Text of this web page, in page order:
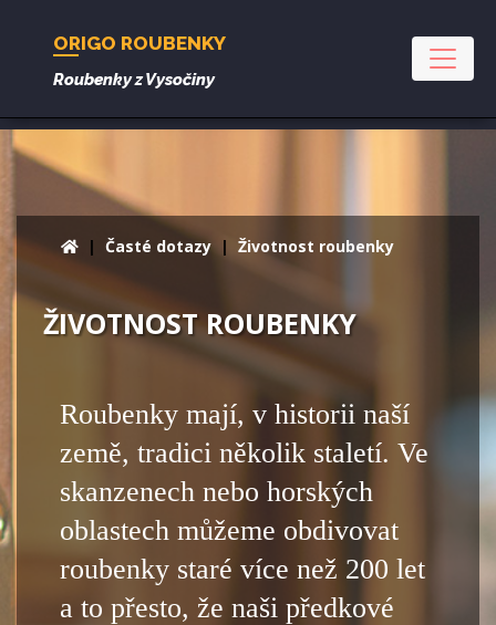
ORIGO ROUBENKY
Roubenky z Vysočiny
Časté dotazy Životnost roubenky
ŽIVOTNOST ROUBENKY
Roubenky mají, v historii naší
země, tradici několik staletí. Ve
skanzenech nebo horských
oblastech můžeme obdivovat
roubenky staré více než 200 let
a to přesto, že naši předkové